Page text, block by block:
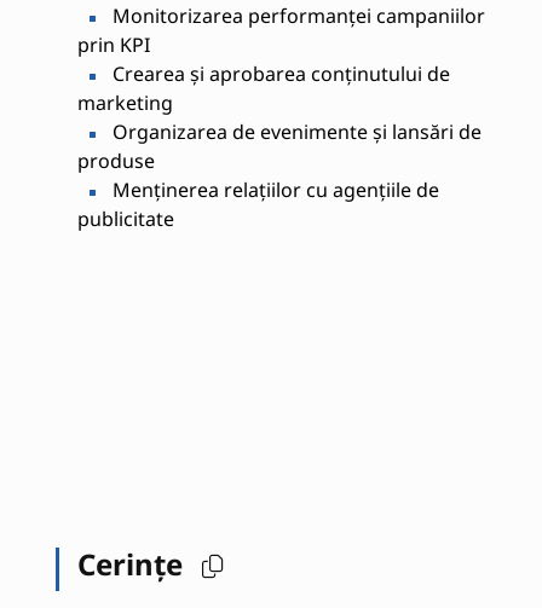
Monitorizarea performanței campaniilor
prin KPI
Crearea și aprobarea conținutului de
marketing
Organizarea de evenimente și lansări de
produse
Menținerea relațiilor cu agențiile de
publicitate
Cerințe